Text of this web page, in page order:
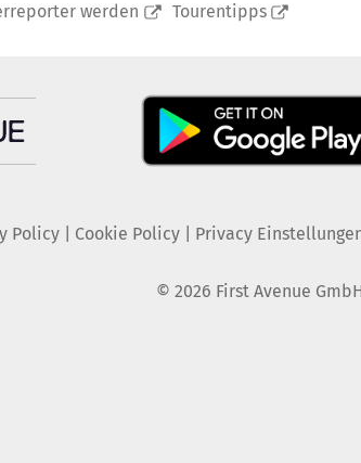
werden Tourentipps
Policy| Cookie Policy| Privacy
© 2026 First Avenue